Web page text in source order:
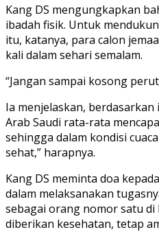
Kang DS mengungkapkan
ibadah fisik. Untuk
itu, katanya, para calon
kali dalam sehari semalam.
“Jangan sampai kosong
Ia menjelaskan,
Arab Saudi rata-rata
sehingga dalam kondisi
sehat,” harapnya.
Kang DS meminta doa
dalam melaksanakan
sebagai orang nomor satu
diberikan kesehatan, tetap